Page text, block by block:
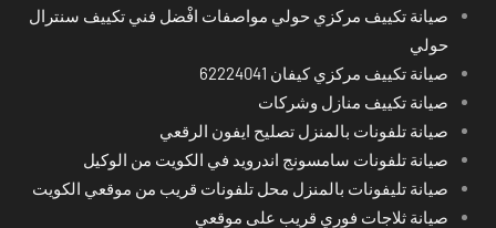
صيانة تكييف مركزي حولي مواصفات افْضل فني تكييف سنترال
حولي
صيانة تكييف مركزي كيفان 62224041
صيانة تكييف منازل وشركات
صيانة تلفونات بالمنزل تصليح ايفون الرقعي
صيانة تلفونات سامسونج اندرويد في الكويت من الوكيل
صيانة تليفونات بالمنزل محل تلفونات قريب من موقعي الكويت
صيانة ثلاجات فوري قريب على موقعي